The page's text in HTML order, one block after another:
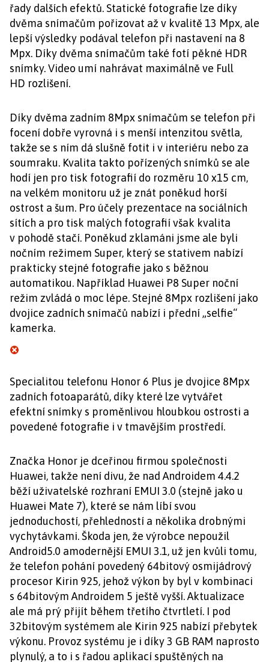
řady dalších efektů. Statické fotografie lze díky
dvěma snímačům pořizovat až v kvalitě 13 Mpx, ale
lepší výsledky podával telefon při nastavení na 8
Mpx. Díky dvěma snímačům také fotí pěkné HDR
snímky. Video umí nahrávat maximálně ve Full
HD rozlišení.
Díky dvěma zadním 8Mpx snímačům se telefon při
focení dobře vyrovná i s menší intenzitou světla,
takže se s ním dá slušně fotit i v interiéru nebo za
soumraku. Kvalita takto pořízených snímků se ale
hodí jen pro tisk fotografií do rozměru 10 x15 cm,
na velkém monitoru už je znát poněkud horší
ostrost a šum. Pro účely prezentace na sociálních
sítích a pro tisk malých fotografií však kvalita
v pohodě stačí. Poněkud zklamáni jsme ale byli
nočním režimem Super, který se stativem nabízí
prakticky stejné fotografie jako s běžnou
automatikou. Například Huawei P8 Super noční
režim zvládá o moc lépe. Stejné 8Mpx rozlišení jako
dvojice zadních snímačů nabízí i přední „selfie“
kamerka.
Specialitou telefonu Honor 6 Plus je dvojice 8Mpx
zadních fotoaparátů, díky které lze vytvářet
efektní snímky s proměnlivou hloubkou ostrosti a
povedené fotografie i v tmavějším prostředí.
Značka Honor je dceřinou firmou společnosti
Huawei, takže není divu, že nad Androidem 4.4.2
běží uživatelské rozhraní EMUI 3.0 (stejně jako u
Huawei Mate 7), které se nám líbí svou
jednoduchostí, přehledností a několika drobnými
vychytávkami. Škoda jen, že výrobce nepoužil
Android5.0 amodernější EMUI 3.1, už jen kvůli tomu,
že telefon pohání povedený 64bitový osmijádrový
procesor Kirin 925, jehož výkon by byl v kombinaci
s 64bitovým Androidem 5 ještě vyšší. Aktualizace
ale má prý přijít během třetího čtvrtletí. I pod
32bitovým systémem ale Kirin 925 nabízí přebytek
výkonu. Provoz systému je i díky 3 GB RAM naprosto
plynulý, a to i s řadou aplikací spuštěných na